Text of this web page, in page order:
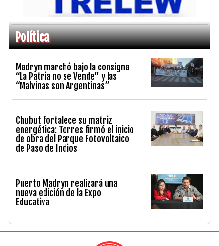
Política
Madryn marchó bajo la consigna
“La Patria no se Vende” y las
“Malvinas son Argentinas”
Chubut fortalece su matriz
energética: Torres firmó el inicio
de obra del Parque Fotovoltaico
de Paso de Indios
Puerto Madryn realizará una
nueva edición de la Expo
Educativa